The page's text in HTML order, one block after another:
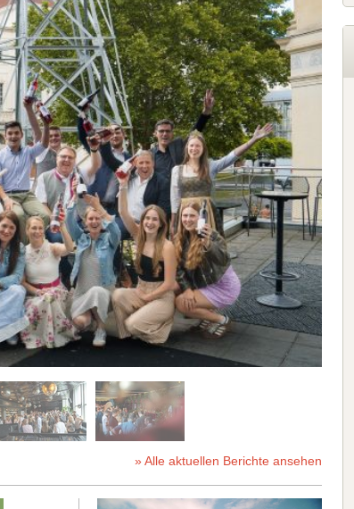
» Alle aktuellen Berichte ansehen